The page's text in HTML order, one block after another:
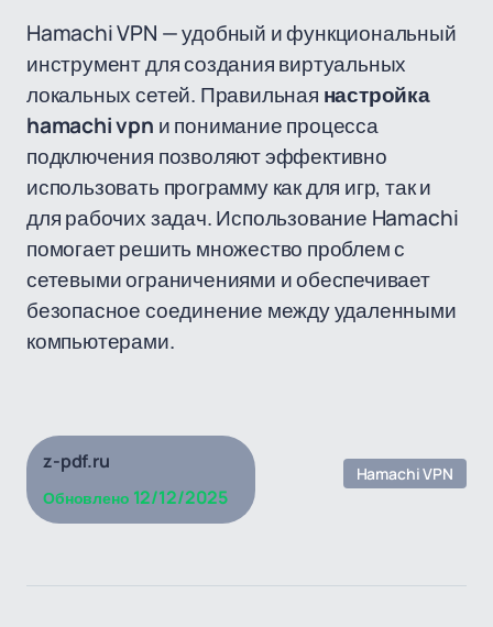
Hamachi VPN — удобный и функциональный
инструмент для создания виртуальных
локальных сетей. Правильная настройка
hamachi vpn и понимание процесса
подключения позволяют эффективно
использовать программу как для игр, так и
для рабочих задач. Использование Hamachi
помогает решить множество проблем с
сетевыми ограничениями и обеспечивает
безопасное соединение между удаленными
компьютерами.
z-pdf.ru
Обновлено 12/12/2025
Hamachi VPN